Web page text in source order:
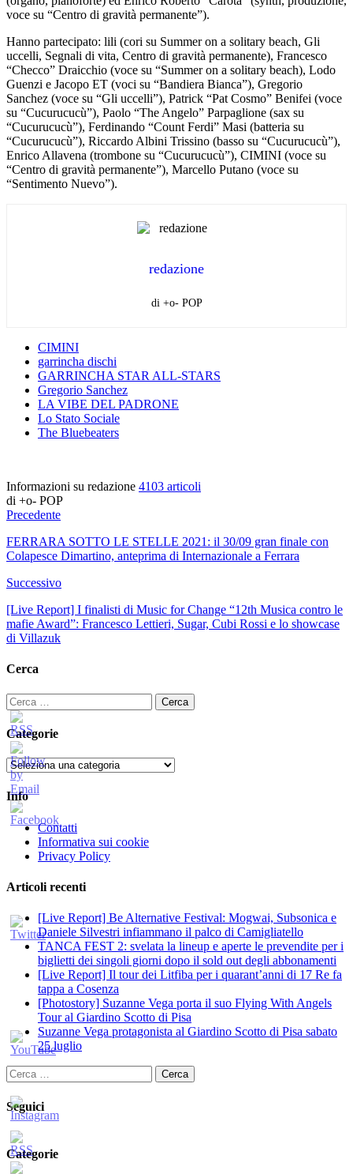
voce su “Centro di gravità permanente”).
Hanno partecipato: lili (cori su Summer on a solitary beach, Gli
uccelli, Segnali di vita, Centro di gravità permanente), Francesco
“Checco” Draicchio (voce su “Summer on a solitary beach), Lodo
Guenzi e Jacopo ET (voci su “Bandiera Bianca”), Gregorio
Sanchez (voce su “Gli uccelli”), Patrick “Pat Cosmo” Benifei (voce
su “Cucurucucù”), Paolo “The Angelo” Parpaglione (sax su
“Cucurucucù”), Ferdinando “Count Ferdi” Masi (batteria su
“Cucurucucù”), Riccardo Albini Trissino (basso su “Cucurucucù”),
Enrico Allavena (trombone su “Cucurucucù”), CIMINI (voce su
“Centro di gravità permanente”), Marcello Putano (voce su
“Sentimento Nuevo”).
redazione
di +o- POP
CIMINI
garrincha dischi
GARRINCHA STAR ALL-STARS
Gregorio Sanchez
LA VIBE DEL PADRONE
Lo Stato Sociale
The Bluebeaters
Informazioni su redazione 4103 articoli
di +o- POP
Precedente
FERRARA SOTTO LE STELLE 2021: il 30/09 gran finale con
Colapesce Dimartino, anteprima di Internazionale a Ferrara
Successivo
[Live Report] I finalisti di Music for Change “12th Musica contro le
mafie Award”: Francesco Lettieri, Sugar, Cubi Rossi e lo showcase
di Villazuk
Cerca
Ricerca
per:
Categorie
Categorie
Info
Contatti
Informativa sui cookie
Privacy Policy
Articoli recenti
[Live Report] Be Alternative Festival: Mogwai, Subsonica e
Daniele Silvestri infiammano il palco di Camigliatello
TANCA FEST 2: svelata la lineup e aperte le prevendite per i
biglietti dei singoli giorni dopo il sold out degli abbonamenti
[Live Report] Il tour dei Litfiba per i quarant’anni di 17 Re fa
tappa a Cosenza
[Photostory] Suzanne Vega porta il suo Flying With Angels
Tour al Giardino Scotto di Pisa
Suzanne Vega protagonista al Giardino Scotto di Pisa sabato
25 luglio
Ricerca
per:
Seguici
Categorie